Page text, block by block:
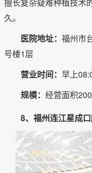
擅长复杂疑难种植技术
久。
医院地址： 福州市
号楼1层
营业时间： 早上
规模： 经营面积
8、福州连江星成